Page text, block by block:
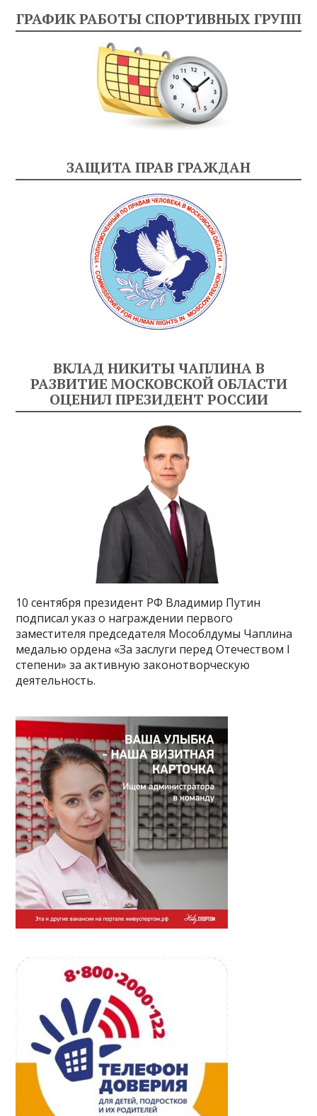
ГРАФИК РАБОТЫ СПОРТИВНЫХ ГРУПП
ЗАЩИТА ПРАВ ГРАЖДАН
ВКЛАД НИКИТЫ ЧАПЛИНА В
РАЗВИТИЕ МОСКОВСКОЙ ОБЛАСТИ
ОЦЕНИЛ ПРЕЗИДЕНТ РОССИИ
10 сентября президент РФ Владимир Путин
подписал указ о награждении первого
заместителя председателя Мособлдумы Чаплина
медалью ордена «За заслуги перед Отечеством I
степени» за активную законотворческую
деятельность.